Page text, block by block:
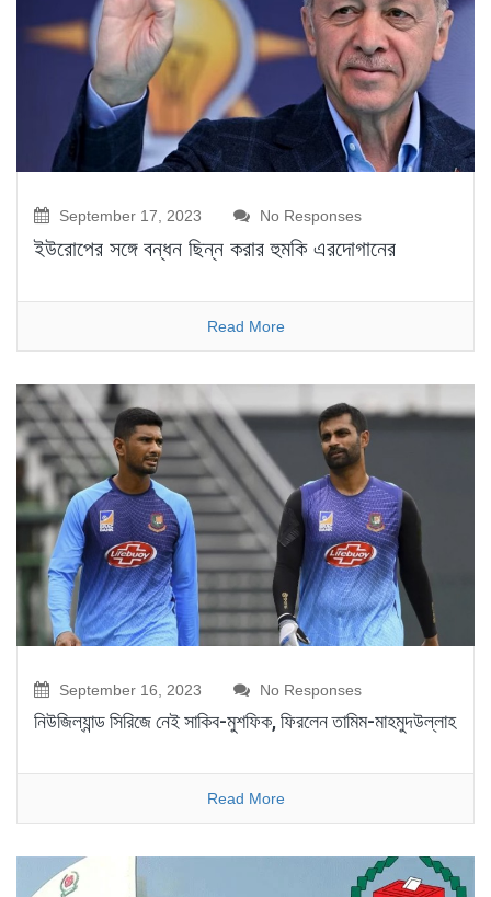
September 17, 2023 No Responses
ইউরোপের সঙ্গে বন্ধন ছিন্ন করার হুমকি এরদোগানের
Read More
September 16, 2023 No Responses
নিউজিল্যান্ড সিরিজে নেই সাকিব-মুশফিক, ফিরলেন তামিম-মাহমুদউল্লাহ
Read More